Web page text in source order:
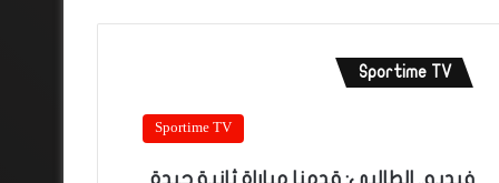
Sportime TV
Sportime TV